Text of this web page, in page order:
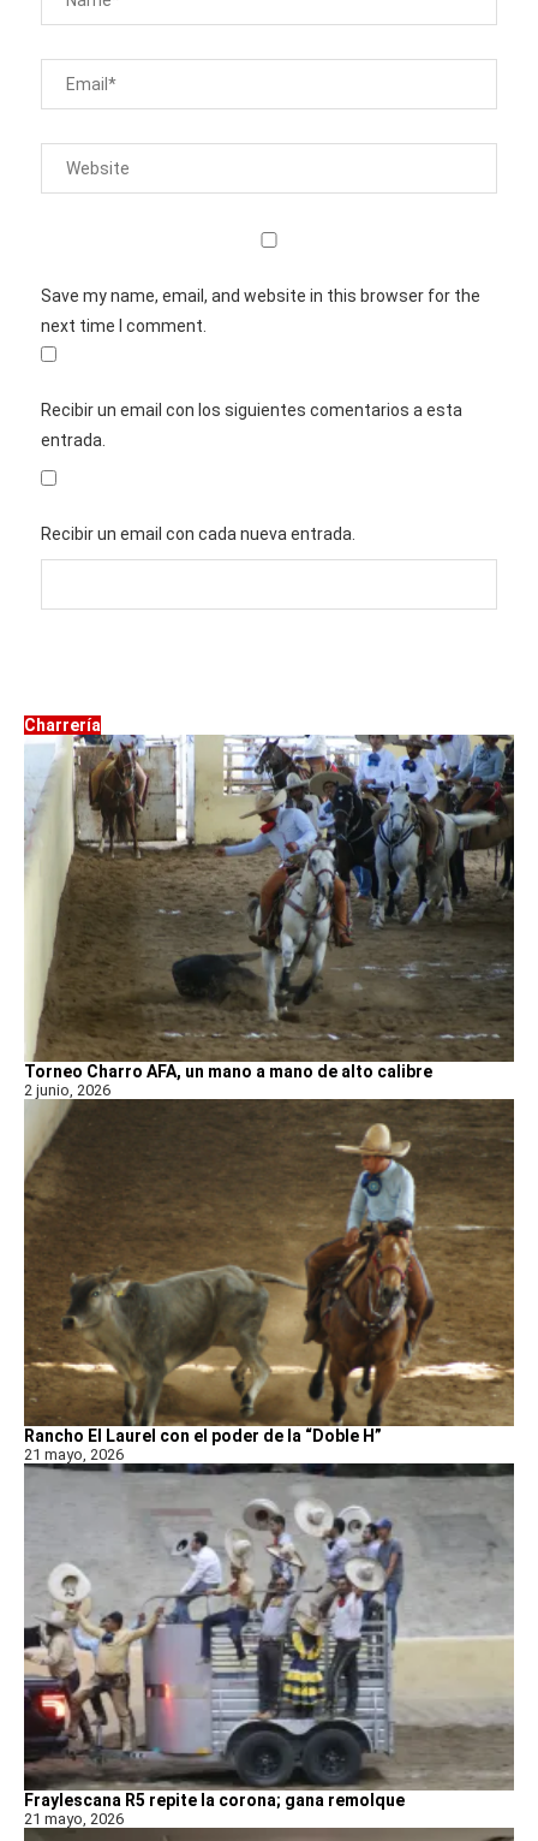
Save my name, email, and website in this browser for the
next time I comment.
Recibir un email con los siguientes comentarios a esta
entrada.
Recibir un email con cada nueva entrada.
Charrería
Torneo Charro AFA, un mano a mano de alto calibre
2 junio, 2026
Rancho El Laurel con el poder de la “Doble H”
21 mayo, 2026
Fraylescana R5 repite la corona; gana remolque
21 mayo, 2026